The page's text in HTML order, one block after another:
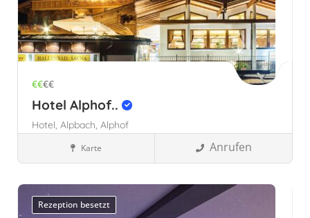
€€€€
Hotel Alphof..
Hotel, Alpbach, Alphof
Familienhotels
Österreich
Karte Anrufen
Rezeption besetzt